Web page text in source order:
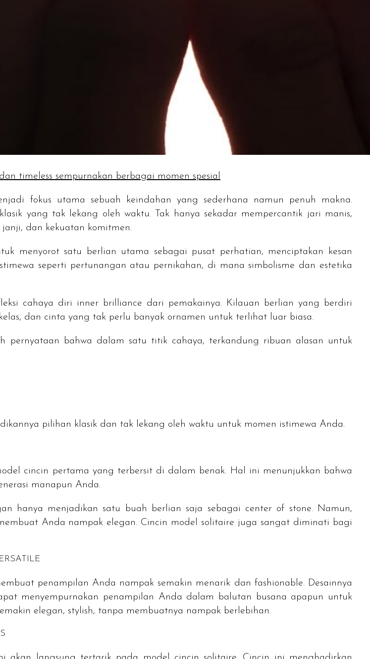
timeless sempurnakan berbagai momen spesial
fokus utama sebuah keindahan yang sederhana namun penuh makna.
yang tak lekang oleh waktu. Tak hanya sekadar mempercantik jari manis,
dan kekuatan komitmen.
menyorot satu berlian utama sebagai pusat perhatian, menciptakan kesan
seperti pertunangan atau pernikahan, di mana simbolisme dan estetika
cahaya diri inner brilliance dari pemakainya. Kilauan berlian yang berdiri
dan cinta yang tak perlu banyak ornamen untuk terlihat luar biasa.
pernyataan bahwa dalam satu titik cahaya, terkandung ribuan alasan untuk
pilihan klasik dan tak lekang oleh waktu untuk momen istimewa Anda.
cincin pertama yang terbersit di dalam benak. Hal ini menunjukkan bahwa
manapun Anda.
hanya menjadikan satu buah berlian saja sebagai center of stone. Namun,
Anda nampak elegan. Cincin model solitaire juga sangat diminati bagi
penampilan Anda nampak semakin menarik dan fashionable. Desainnya
menyempurnakan penampilan Anda dalam balutan busana apapun untuk
elegan, stylish, tanpa membuatnya nampak berlebihan.